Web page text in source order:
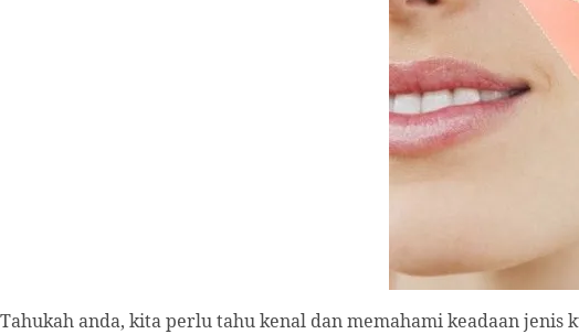
Tahukah anda, kita perlu tahu kenal dan memahami keadaan